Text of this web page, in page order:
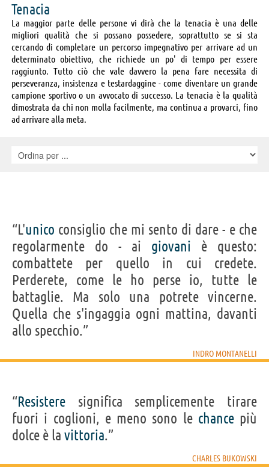
Tenacia
La maggior parte delle persone vi dirà che la tenacia è una delle
migliori qualità che si possano possedere, soprattutto se si sta
cercando di completare un percorso impegnativo per arrivare ad un
determinato obiettivo, che richiede un po' di tempo per essere
raggiunto. Tutto ciò che vale davvero la pena fare necessita di
perseveranza, insistenza e testardaggine - come diventare un grande
campione sportivo o un avvocato di successo. La tenacia è la qualità
dimostrata da chi non molla facilmente, ma continua a provarci, fino
ad arrivare alla meta.
“L'unico consiglio che mi sento di dare - e che
regolarmente do - ai giovani è questo:
combattete per quello in cui credete.
Perderete, come le ho perse io, tutte le
battaglie. Ma solo una potrete vincerne.
Quella che s'ingaggia ogni mattina, davanti
allo specchio.”
INDRO MONTANELLI
“Resistere significa semplicemente tirare
fuori i coglioni, e meno sono le chancepiù
dolce è la vittoria.”
CHARLES BUKOWSKI